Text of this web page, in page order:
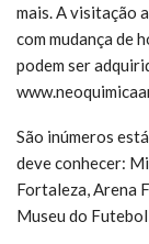
mais. A visitação
com mudança de
podem ser
São inúmeros
deve conhecer:
Fortaleza, Arena
Museu do